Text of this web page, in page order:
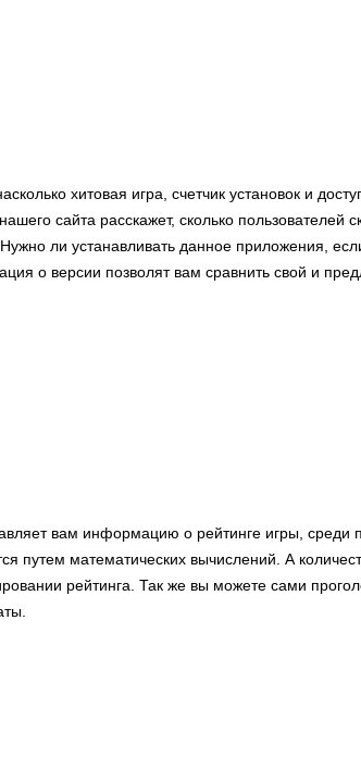
хитовая игра, счетчик установок и
сайта расскажет, сколько пользователей
ли устанавливать данное приложения,
о версии позволят вам сравнить свой и
вам информацию о рейтинге игры, среди
путем математических вычислений. А
рейтинга. Так же вы можете сами